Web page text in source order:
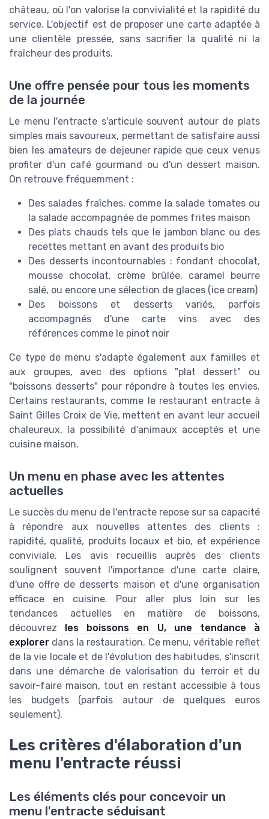
château, où l'on valorise la convivialité et la rapidité du
service. L'objectif est de proposer une carte adaptée à
une clientèle pressée, sans sacrifier la qualité ni la
fraîcheur des produits.
Une offre pensée pour tous les moments
de la journée
Le menu l'entracte s'articule souvent autour de plats
simples mais savoureux, permettant de satisfaire aussi
bien les amateurs de dejeuner rapide que ceux venus
profiter d'un café gourmand ou d'un dessert maison.
On retrouve fréquemment :
Des salades fraîches, comme la salade tomates ou
la salade accompagnée de pommes frites maison
Des plats chauds tels que le jambon blanc ou des
recettes mettant en avant des produits bio
Des desserts incontournables : fondant chocolat,
mousse chocolat, crème brûlée, caramel beurre
salé, ou encore une sélection de glaces (ice cream)
Des boissons et desserts variés, parfois
accompagnés d'une carte vins avec des
références comme le pinot noir
Ce type de menu s'adapte également aux familles et
aux groupes, avec des options "plat dessert" ou
"boissons desserts" pour répondre à toutes les envies.
Certains restaurants, comme le restaurant entracte à
Saint Gilles Croix de Vie, mettent en avant leur accueil
chaleureux, la possibilité d'animaux acceptés et une
cuisine maison.
Un menu en phase avec les attentes
actuelles
Le succès du menu de l'entracte repose sur sa capacité
à répondre aux nouvelles attentes des clients :
rapidité, qualité, produits locaux et bio, et expérience
conviviale. Les avis recueillis auprès des clients
soulignent souvent l'importance d'une carte claire,
d'une offre de desserts maison et d'une organisation
efficace en cuisine. Pour aller plus loin sur les
tendances actuelles en matière de boissons,
découvrez
les boissons en U, une tendance à
explorer dans la restauration. Ce menu, véritable reflet
de la vie locale et de l'évolution des habitudes, s'inscrit
dans une démarche de valorisation du terroir et du
savoir-faire maison, tout en restant accessible à tous
les budgets (parfois autour de quelques euros
seulement).
Les critères d'élaboration d'un
menu l'entracte réussi
Les éléments clés pour concevoir un
menu l'entracte séduisant